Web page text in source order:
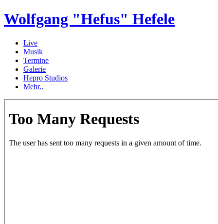
Wolfgang "Hefus" Hefele
Live
Musik
Termine
Galerie
Hepro Studios
Mehr..